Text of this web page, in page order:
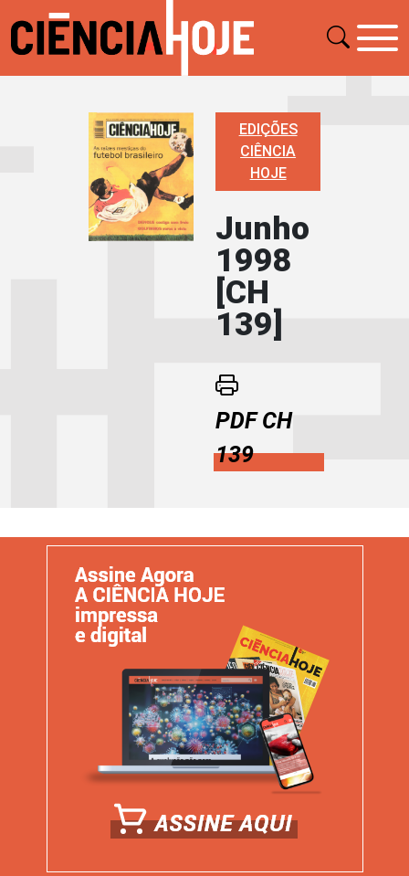
EDIÇÕES
CIÊNCIA
HOJE
Junho
1998
[CH
139]
PDF CH
139